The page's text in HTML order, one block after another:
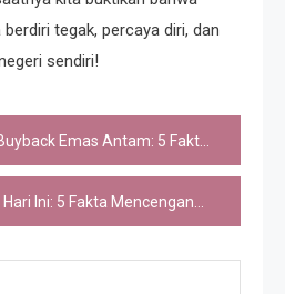
tegak, percaya diri, dan
sendiri!
Antam: 5 Fakta Mengagumkan yang Wajib Anda Tahu 2026
Mencengangkan yang Wajib Anda Waspadai